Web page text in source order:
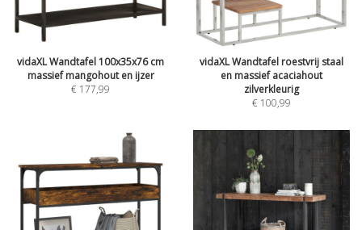
vidaXL Wandtafel 100x35x76 cm
massief mangohout en ijzer
€ 177,99
vidaXL Wandtafel roestvrij staal
en massief acaciahout
zilverkleurig
€ 100,99